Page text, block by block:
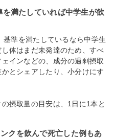
満たしていれば中学生が飲
準を満たしているなら中学生
体はまだ未発達のため、すべ
インなどの、成分の過剰摂取
とシェアしたり、小分けにす
摂取量の目安は、1日に1本と
クを飲んで死亡した例もあ